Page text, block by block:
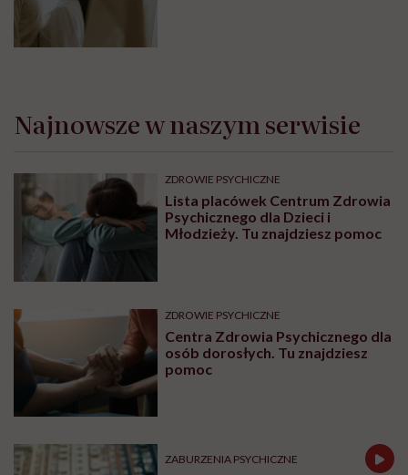
Najnowsze w naszym serwisie
ZDROWIE PSYCHICZNE
Lista placówek Centrum Zdrowia
Psychicznego dla Dzieci i
Młodzieży. Tu znajdziesz pomoc
ZDROWIE PSYCHICZNE
Centra Zdrowia Psychicznego dla
osób dorosłych. Tu znajdziesz
pomoc
ZABURZENIA PSYCHICZNE